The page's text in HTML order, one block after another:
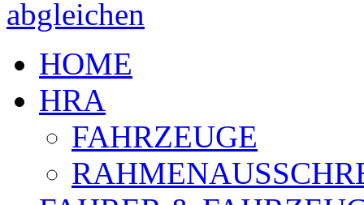
HOME
HRA
FAHRZEUGE